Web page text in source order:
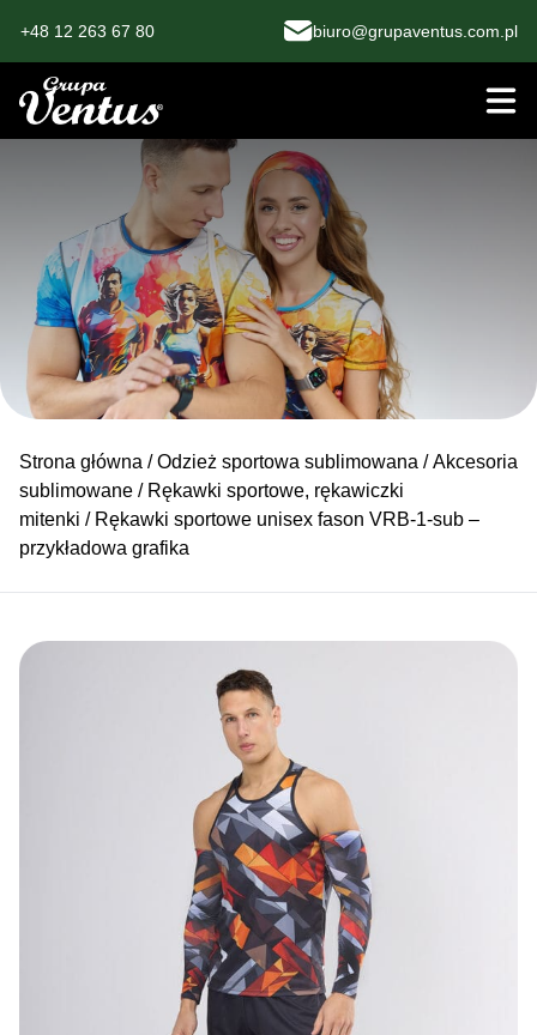
+48 12 263 67 80 biuro@grupaventus.com.pl
Strona główna /Odzież sportowa sublimowana /Akcesoria
sublimowane / Rękawki sportowe, rękawiczki
mitenki / Rękawki sportowe unisex fason VRB-1-sub –
przykładowa grafika